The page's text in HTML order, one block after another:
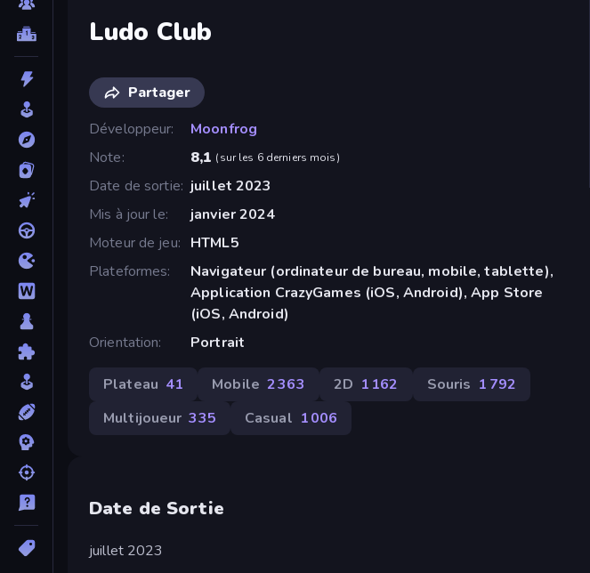
Ludo Club
Partager
Développeur
Moonfrog
Note
8,1 (sur les 6 derniers mois)
Date de sortie juillet 2023
Mis à jour le
janvier 2024
Moteur de jeu
HTML5
Plateformes
Navigateur (ordinateur de bureau, mobile, tablette),
Application CrazyGames (iOS, Android), App Store
(iOS, Android)
Orientation
Portrait
Plateau 41 Mobile 2 363 2D 1 162 Souris 1 792
Multijoueur 335 Casual 1 006
Date de Sortie
juillet 2023